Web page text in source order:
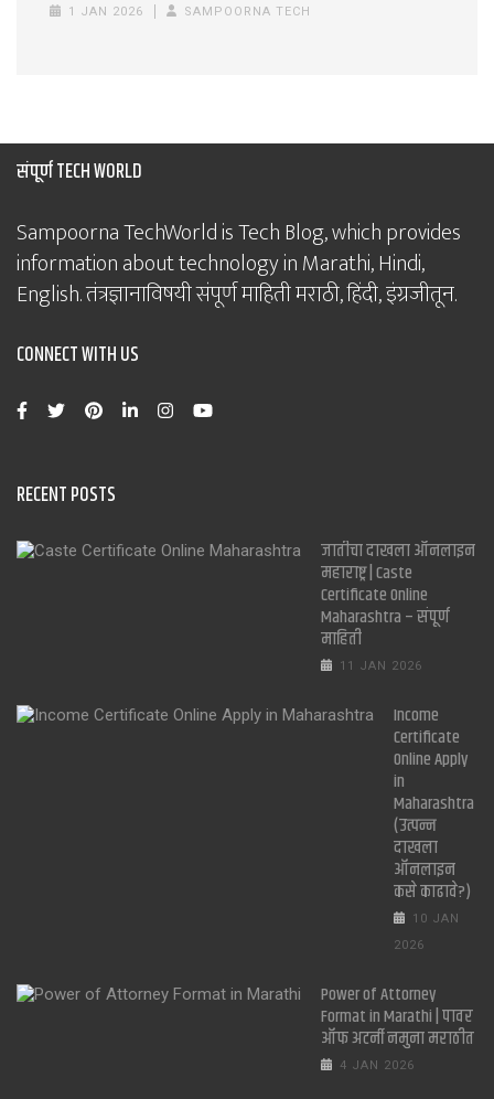
1 JAN 2026 SAMPOORNA TECH
संपूर्ण TECH WORLD
Sampoorna TechWorld is Tech Blog, which provides
information about technology in Marathi, Hindi,
English. तंत्रज्ञानाविषयी संपूर्ण माहिती मराठी, हिंदी, इंग्रजीतून.
CONNECT WITH US
RECENT POSTS
जातीचा दाखला ऑनलाइन
महाराष्ट्र | Caste
Certificate Online
Maharashtra – संपूर्ण
माहिती
11 JAN 2026
Income
Certificate
Online Apply
in
Maharashtra
(उत्पन्न
दाखला
ऑनलाइन
कसे काढावे?)
10 JAN
2026
Power of Attorney
Format in Marathi | पावर
ऑफ अटर्नी नमुना मराठीत
4 JAN 2026